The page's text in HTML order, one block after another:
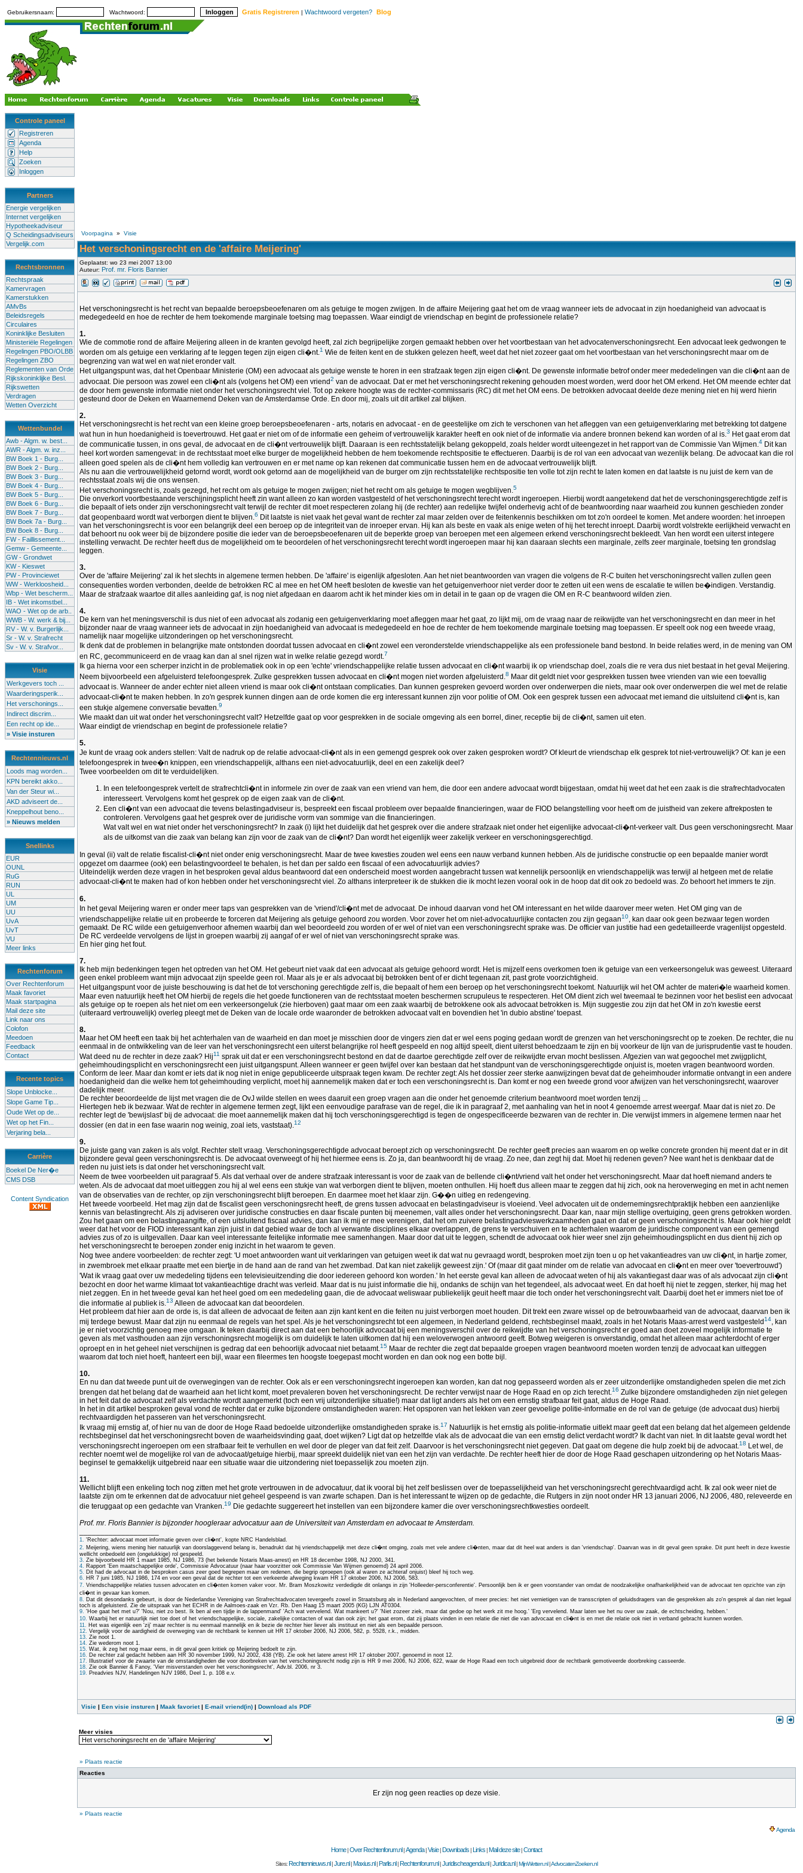
Gebruikersnaam: Wachtwoord: Gratis Registreren | Wachtwoord vergeten? Blog
Controle paneel
Registreren
Agenda
Help
Zoeken
Inloggen
Partners
Energie vergelijken
Internet vergelijken
Hypotheekadviseur
Q Scheidingsadviseurs
Vergelijk.com
Rechtsbronnen
Rechtspraak
Kamervragen
Kamerstukken
AMvBs
Beleidsregels
Circulaires
Koninklijke Besluiten
Ministeriële Regelingen
Regelingen PBO/OLBB
Regelingen ZBO
Reglementen van Orde
Rijkskoninklijke Besl.
Rijkswetten
Verdragen
Wetten Overzicht
Wettenbundel
Awb - Algm. w. best...
AWR - Algm. w. inz...
BW Boek 1 - Burg...
BW Boek 2 - Burg...
BW Boek 3 - Burg...
BW Boek 4 - Burg...
BW Boek 5 - Burg...
BW Boek 6 - Burg...
BW Boek 7 - Burg...
BW Boek 7a - Burg...
BW Boek 8 - Burg...
FW - Faillissement...
Gemw - Gemeente...
GW - Grondwet
KW - Kieswet
PW - Provinciewet
WW - Werkloosheid...
Wbp - Wet bescherm...
IB - Wet inkomstbel...
WAO - Wet op de arb..
WWB - W. werk & bij...
RV - W. v. Burgerlijk...
Sr - W. v. Strafrecht
Sv - W. v. Strafvor...
Visie
Werkgevers toch ...
Waarderingsperik...
Het verschonings...
Indirect discrim...
Een recht op ide...
» Visie insturen
Rechtennieuws.nl
Loods mag worden...
KPN bereikt akko...
Van der Steur wi...
AKD adviseert de...
Kneppelhout beno...
» Nieuws melden
Snellinks
EUR
OUNL
RuG
RUN
UL
UM
UU
UvA
UvT
VU
Meer links
Rechtenforum
Over Rechtenforum
Maak favoriet
Maak startpagina
Mail deze site
Link naar ons
Colofon
Meedoen
Feedback
Contact
Recente topics
Slope Unblocke...
Slope Game Tip...
Oude Wet op de...
Wet op het Fin...
Verjaring bela...
Carrière
Boekel De Ner�e
CMS DSB
Content Syndication
Voorpagina » Visie
Het verschoningsrecht en de 'affaire Meijering'
Geplaatst: wo 23 mei 2007 13:00
Auteur: Prof. mr. Floris Bannier
Het verschoningsrecht is het recht van bepaalde beroepsbeoefenaren om als getuige te mogen zwijgen. In de affaire Meijering gaat het om de vraag wanneer iets de advocaat in zijn hoedanigheid van advocaat is
medegedeeld en hoe de rechter de hem toekomende marginale toetsing mag toepassen. Waar eindigt de vriendschap en begint de professionele relatie?
1.
Wie de commotie rond de affaire Meijering alleen in de kranten gevolgd heeft, zal zich begrijpelijke zorgen gemaakt hebben over het voortbestaan van het advocatenverschoningsrecht. Een advocaat leek gedwongen te
worden om als getuige een verklaring af te leggen tegen zijn eigen cli�nt.1 Wie de feiten kent en de stukken gelezen heeft, weet dat het niet zozeer gaat om het voortbestaan van het verschoningsrecht maar om de
begrenzing van wat wel en wat niet eronder valt.
Het uitgangspunt was, dat het Openbaar Ministerie (OM) een advocaat als getuige wenste te horen in een strafzaak tegen zijn eigen cli�nt. De gewenste informatie betrof onder meer mededelingen van die cli�nt aan de
advocaat. Die persoon was zowel een cli�nt als (volgens het OM) een vriend2 van de advocaat. Dat er met het verschoningsrecht rekening gehouden moest worden, werd door het OM erkend. Het OM meende echter dat
de door hem gewenste informatie niet onder het verschoningsrecht viel. Tot op zekere hoogte was de rechter-commissaris (RC) dit met het OM eens. De betrokken advocaat deelde deze mening niet en hij werd hierin
gesteund door de Deken en Waarnemend Deken van de Amsterdamse Orde. En door mij, zoals uit dit artikel zal blijken.
2.
Het verschoningsrecht is het recht van een kleine groep beroepsbeoefenaren - arts, notaris en advocaat - en de geestelijke om zich te verschonen van het afleggen van een getuigenverklaring met betrekking tot datgene
wat hun in hun hoedanigheid is toevertrouwd. Het gaat er niet om of de informatie een geheim of vertrouwelijk karakter heeft en ook niet of de informatie via andere bronnen bekend kan worden of al is.3 Het gaat erom dat
de communicatie tussen, in ons geval, de advocaat en de cli�nt vertrouwelijk blijft. Daaraan is een rechtsstatelijk belang gekoppeld, zoals helder wordt uiteengezet in het rapport van de Commissie Van Wijmen.4 Dit kan
heel kort worden samengevat: in de rechtsstaat moet elke burger de mogelijkheid hebben de hem toekomende rechtspositie te effectueren. Daarbij is de rol van een advocaat van wezenlijk belang. De advocaat kan die rol
alleen goed spelen als de cli�nt hem volledig kan vertrouwen en er met name op kan rekenen dat communicatie tussen hem en de advocaat vertrouwelijk blijft.
Als nu aan die vertrouwelijkheid getornd wordt, wordt ook getornd aan de mogelijkheid van de burger om zijn rechtsstatelijke rechtspositie ten volle tot zijn recht te laten komen en dat laatste is nu juist de kern van de
rechtsstaat zoals wij die ons wensen.
Het verschoningsrecht is, zoals gezegd, het recht om als getuige te mogen zwijgen; niet het recht om als getuige te mogen wegblijven.5
Die onverkort voortbestaande verschijningsplicht heeft zin want alleen zo kan worden vastgesteld of het verschoningsrecht terecht wordt ingeroepen. Hierbij wordt aangetekend dat het de verschoningsgerechtigde zelf is
die bepaalt of iets onder zijn verschoningsrecht valt terwijl de rechter dit moet respecteren zolang hij (de rechter) aan redelijke twijfel onderhevig acht of de beantwoording naar waarheid zou kunnen geschieden zonder
dat geopenbaard wordt wat verborgen dient te blijven.6 Dit laatste is niet vaak het geval want de rechter zal maar zelden over de feitenkennis beschikken om tot zo'n oordeel te komen. Met andere woorden: het inroepen
van het verschoningsrecht is voor een belangrijk deel een beroep op de integriteit van de inroeper ervan. Hij kan als beste en vaak als enige weten of hij het terecht inroept. Daarbij wordt volstrekte eerlijkheid verwacht en
dat behoort nu ook weer bij de bijzondere positie die ieder van de beroepsbeoefenaren uit de beperkte groep van beroepen met een algemeen erkend verschoningsrecht bekleedt. Van hen wordt een uiterst integere
instelling verwacht. De rechter heeft dus de mogelijkheid om te beoordelen of het verschoningsrecht terecht wordt ingeroepen maar hij kan daaraan slechts een marginale, zelfs zeer marginale, toetsing ten grondslag
leggen.
3.
Over de 'affaire Meijering' zal ik het slechts in algemene termen hebben. De 'affaire' is eigenlijk afgesloten. Aan het niet beantwoorden van vragen die volgens de R-C buiten het verschoningsrecht vallen zullen geen
consequenties worden verbonden, deelde de betrokken RC al mee en het OM heeft besloten de kwestie van het getuigenverhoor niet verder door te zetten uit een wens de escalatie te willen be�indigen. Verstandig.
Maar de strafzaak waartoe dit alles aanleiding gaf, is nog niet afgedaan en daarom acht ik het minder kies om in detail in te gaan op de vragen die OM en R-C beantwoord wilden zien.
4.
De kern van het meningsverschil is dus niet of een advocaat als zodanig een getuigenverklaring moet afleggen maar het gaat, zo lijkt mij, om de vraag naar de reikwijdte van het verschoningsrecht en dan meer in het
bijzonder naar de vraag wanneer iets de advocaat in zijn hoedanigheid van advocaat is medegedeeld en hoe de rechter de hem toekomende marginale toetsing mag toepassen. Er speelt ook nog een tweede vraag,
namelijk naar mogelijke uitzonderingen op het verschoningsrecht.
Ik denk dat de problemen in belangrijke mate ontstonden doordat tussen advocaat en cli�nt zowel een veronderstelde vriendschappelijke als een professionele band bestond. In beide relaties werd, in de mening van OM
en RC, gecommuniceerd en de vraag kan dan al snel rijzen wat in welke relatie gezegd wordt.7
Ik ga hierna voor een scherper inzicht in de problematiek ook in op een 'echte' vriendschappelijke relatie tussen advocaat en cli�nt waarbij ik op vriendschap doel, zoals die re vera dus niet bestaat in het geval Meijering.
Neem bijvoorbeeld een afgeluisterd telefoongesprek. Zulke gesprekken tussen advocaat en cli�nt mogen niet worden afgeluisterd.8 Maar dit geldt niet voor gesprekken tussen twee vrienden van wie een toevallig
advocaat is. Wanneer de ander echter niet alleen vriend is maar ook cli�nt ontstaan complicaties. Dan kunnen gespreken gevoerd worden over onderwerpen die niets, maar ook over onderwerpen die wel met de relatie
advocaat-cli�nt te maken hebben. In zo'n gesprek kunnen dingen aan de orde komen die erg interessant kunnen zijn voor politie of OM. Ook een gesprek tussen een advocaat met iemand die uitsluitend cli�nt is, kan
een stukje algemene conversatie bevatten.9
Wie maakt dan uit wat onder het verschoningsrecht valt? Hetzelfde gaat op voor gesprekken in de sociale omgeving als een borrel, diner, receptie bij de cli�nt, samen uit eten.
Waar eindigt de vriendschap en begint de professionele relatie?
5.
Je kunt de vraag ook anders stellen: Valt de nadruk op de relatie advocaat-cli�nt als in een gemengd gesprek ook over zaken gesproken wordt? Of kleurt de vriendschap elk gesprek tot niet-vertrouwelijk? Of: kan je een
telefoongesprek in twee�n knippen, een vriendschappelijk, althans een niet-advocatuurlijk, deel en een zakelijk deel?
Twee voorbeelden om dit te verduidelijken.
In een telefoongesprek vertelt de strafrechtcli�nt in informele zin over de zaak van een vriend van hem, die door een andere advocaat wordt bijgestaan, omdat hij weet dat het een zaak is die strafrechtadvocaten
interesseert. Vervolgens komt het gesprek op de eigen zaak van de cli�nt.
Een cli�nt van een advocaat die tevens belastingadviseur is, bespreekt een fiscaal probleem over bepaalde financieringen, waar de FIOD belangstelling voor heeft om de juistheid van zekere aftrekposten te
controleren. Vervolgens gaat het gesprek over de juridische vorm van sommige van die financieringen.
Wat valt wel en wat niet onder het verschoningsrecht? In zaak (i) lijkt het duidelijk dat het gesprek over die andere strafzaak niet onder het eigenlijke advocaat-cli�nt-verkeer valt. Dus geen verschoningsrecht. Maar
als de uitkomst van die zaak van belang kan zijn voor de zaak van de cli�nt? Dan wordt het eigenlijk weer zakelijk verkeer en verschoningsgerechtigd.
In geval (ii) valt de relatie fiscalist-cli�nt niet onder enig verschoningsrecht. Maar de twee kwesties zouden wel eens een nauw verband kunnen hebben. Als de juridische constructie op een bepaalde manier wordt
opgezet om daarmee (ook) een belastingvoordeel te behalen, is het dan per saldo een fiscaal of een advocatuurlijk advies?
Uiteindelijk werden deze vragen in het besproken geval aldus beantwoord dat een onderscheid moest worden aangebracht tussen wat kennelijk persoonlijk en vriendschappelijk was terwijl al hetgeen met de relatie
advocaat-cli�nt te maken had of kon hebben onder het verschoningsrecht viel. Zo althans interpreteer ik de stukken die ik mocht lezen vooral ook in de hoop dat dit ook zo bedoeld was. Zo behoort het immers te zijn.
6.
In het geval Meijering waren er onder meer taps van gesprekken van de 'vriend'/cli�nt met de advocaat. De inhoud daarvan vond het OM interessant en het wilde daarover meer weten. Het OM ging van de
vriendschappelijke relatie uit en probeerde te forceren dat Meijering als getuige gehoord zou worden. Voor zover het om niet-advocatuurlijke contacten zou zijn gegaan10, kan daar ook geen bezwaar tegen worden
gemaakt. De RC wilde een getuigenverhoor afnemen waarbij dan wel beoordeeld zou worden of er wel of niet van een verschoningsrecht sprake was. De officier van justitie had een gedetailleerde vragenlijst opgesteld.
De RC verdeelde vervolgens de lijst in groepen waarbij zij aangaf of er wel of niet van verschoningsrecht sprake was.
En hier ging het fout.
7.
Ik heb mijn bedenkingen tegen het optreden van het OM. Het gebeurt niet vaak dat een advocaat als getuige gehoord wordt. Het is mijzelf eens overkomen toen ik getuige van een verkeersongeluk was geweest. Uiteraard
geen enkel probleem want mijn advocaat zijn speelde geen rol. Maar als je er als advocaat bij betrokken bent of er dicht tegenaan zit, past grote voorzichtigheid.
Het uitgangspunt voor de juiste beschouwing is dat het de tot verschoning gerechtigde zelf is, die bepaalt of hem een beroep op het verschoningsrecht toekomt. Natuurlijk wil het OM achter de materi�le waarheid komen.
Maar even natuurlijk heeft het OM hierbij de regels die het goede functioneren van de rechtsstaat moeten beschermen scrupuleus te respecteren. Het OM dient zich wel tweemaal te bezinnen voor het beslist een advocaat
als getuige op te roepen als het niet om een verkeersongeluk (zie hierboven) gaat maar om een zaak waarbij de betrokkene ook als advocaat betrokken is. Mijn suggestie zou zijn dat het OM in zo'n kwestie eerst
(uiteraard vertrouwelijk) overleg pleegt met de Deken van de locale orde waaronder de betrokken advocaat valt en bovendien het 'in dubio abstine' toepast.
8.
Maar het OM heeft een taak bij het achterhalen van de waarheid en dan moet je misschien door de vingers zien dat er wel eens poging gedaan wordt de grenzen van het verschoningsrecht op te zoeken. De rechter, die nu
eenmaal in de ontwikkeling van de leer van het verschoningsrecht een uiterst belangrijke rol heeft gespeeld en nog altijd speelt, dient uiterst behoedzaam te zijn en bij voorkeur de lijn van de jurisprudentie vast te houden.
Wat deed nu de rechter in deze zaak? Hij11 sprak uit dat er een verschoningsrecht bestond en dat de daartoe gerechtigde zelf over de reikwijdte ervan mocht beslissen. Afgezien van wat gegoochel met zwijgplicht,
geheimhoudingsplicht en verschoningsrecht een juist uitgangspunt. Alleen wanneer er geen twijfel over kan bestaan dat het standpunt van de verschoningsgerechtigde onjuist is, moeten vragen beantwoord worden.
Conform de leer. Maar dan komt er iets dat ik nog niet in enige gepubliceerde uitspraak tegen kwam. De rechter zegt: Als het dossier zeer sterke aanwijzingen bevat dat de geheimhouder informatie ontvangt in een andere
hoedanigheid dan die welke hem tot geheimhouding verplicht, moet hij aannemelijk maken dat er toch een verschoningsrecht is. Dan komt er nog een tweede grond voor afwijzen van het verschoningsrecht, waarover
dadelijk meer.
De rechter beoordeelde de lijst met vragen die de OvJ wilde stellen en wees daaruit een groep vragen aan die onder het genoemde criterium beantwoord moet worden tenzij ...
Hiertegen heb ik bezwaar. Wat de rechter in algemene termen zegt, lijkt een eenvoudige parafrase van de regel, die ik in paragraaf 2, met aanhaling van het in noot 4 genoemde arrest weergaf. Maar dat is niet zo. De
rechter legt de 'bewijslast' bij de advocaat: die moet aannemelijk maken dat hij toch verschoningsgerechtigd is tegen de ongespecificeerde bezwaren van de rechter in. Die verwijst immers in algemene termen naar het
dossier (en dat in een fase waarin nog weinig, zoal iets, vaststaat).12
9.
De juiste gang van zaken is als volgt. Rechter stelt vraag. Verschoningsgerechtigde advocaat beroept zich op verschoningsrecht. De rechter geeft precies aan waarom en op welke concrete gronden hij meent dat er in dit
bijzondere geval geen verschoningsrecht is. De advocaat overweegt of hij het hiermee eens is. Zo ja, dan beantwoordt hij de vraag. Zo nee, dan zegt hij dat. Moet hij redenen geven? Nee want het is denkbaar dat de
reden nu juist iets is dat onder het verschoningsrecht valt.
Neem de twee voorbeelden uit paragraaf 5. Als dat verhaal over de andere strafzaak interessant is voor de zaak van de bellende cli�nt/vriend valt het onder het verschoningsrecht. Maar dat hoeft niemand anders te
weten. Als de advocaat dat moet uitleggen zou hij al wel eens een stukje van wat verborgen dient te blijven, moeten onthullen. Hij hoeft dus alleen maar te zeggen dat hij zich, ook na heroverweging en met in acht nemen
van de observaties van de rechter, op zijn verschoningsrecht blijft beroepen. En daarmee moet het klaar zijn. G��n uitleg en redengeving.
Het tweede voorbeeld. Het mag zijn dat de fiscalist geen verschoningsrecht heeft, de grens tussen advocaat en belastingadviseur is vloeiend. Veel advocaten uit de ondernemingsrechtpraktijk hebben een aanzienlijke
kennis van belastingrecht. Als zij adviseren over juridische constructies en daar fiscale punten bij meenemen, valt alles onder het verschoningsrecht. Daar kan, naar mijn stellige overtuiging, geen grens getrokken worden.
Zou het gaan om een belastingaangifte, of een uitsluitend fiscaal advies, dan kan ik mij er mee verenigen, dat het om zuivere belastingadvieswerkzaamheden gaat en dat er geen verschoningsrecht is. Maar ook hier geldt
weer dat het voor de FIOD interessant kan zijn juist in dat gebied waar de toch al verwante disciplines elkaar overlappen, de grens te verschuiven en te achterhalen waarom de juridische component van een gemengd
advies zus of zo is uitgevallen. Daar kan veel interessante feitelijke informatie mee samenhangen. Maar door dat uit te leggen, schendt de advocaat ook hier weer snel zijn geheimhoudingsplicht en dus dient hij zich op
het verschoningsrecht te beroepen zonder enig inzicht in het waarom te geven.
Nog twee andere voorbeelden: de rechter zegt: 'U moet antwoorden want uit verklaringen van getuigen weet ik dat wat nu gevraagd wordt, besproken moet zijn toen u op het vakantieadres van uw cli�nt, in hartje zomer,
in zwembroek met elkaar praatte met een biertje in de hand aan de rand van het zwembad. Dat kan niet zakelijk geweest zijn.' Of (maar dit gaat minder om de relatie van advocaat en cli�nt en meer over 'toevertrouwd')
'Wat ik vraag gaat over uw mededeling tijdens een televisieuitzending die door iedereen gehoord kon worden.' In het eerste geval kan alleen de advocaat weten of hij als vakantiegast daar was of als advocaat zijn cli�nt
bezocht en door het warme klimaat tot vakantieachtige dracht was verleid. Maar dat is nu juist informatie die hij, ondanks de schijn van het tegendeel, als advocaat weet. En dat hoeft hij niet te zeggen, sterker, hij mag het
niet zeggen. En in het tweede geval kan het heel goed om een mededeling gaan, die de advocaat weliswaar publiekelijk geuit heeft maar die toch onder het verschoningsrecht valt. Daarbij doet het er immers niet toe of
die informatie al publiek is.13 Alleen de advocaat kan dat beoordelen.
Het probleem dat hier aan de orde is, is dat alleen de advocaat de feiten aan zijn kant kent en die feiten nu juist verborgen moet houden. Dit trekt een zware wissel op de betrouwbaarheid van de advocaat, daarvan ben ik
mij terdege bewust. Maar dat zijn nu eenmaal de regels van het spel. Als je het verschoningsrecht tot een algemeen, in Nederland geldend, rechtsbeginsel maakt, zoals in het Notaris Maas-arrest werd vastgesteld 14, kan
je er niet voorzichtig genoeg mee omgaan. Ik teken daarbij direct aan dat een behoorlijk advocaat bij een meningsverschil over de reikwijdte van het verschoningsrecht er goed aan doet zoveel mogelijk informatie te
geven als met vasthouden aan zijn verschoningsrecht mogelijk is om duidelijk te laten uitkomen dat hij een weloverwogen antwoord geeft. Botweg weigeren is onverstandig, omdat het alleen maar achterdocht of erger
oproept en in het geheel niet verschijnen is gedrag dat een behoorlijk advocaat niet betaamt.15 Maar de rechter die zegt dat bepaalde groepen vragen beantwoord moeten worden tenzij de advocaat kan uitleggen
waarom dat toch niet hoeft, hanteert een bijl, waar een fileermes ten hoogste toegepast mocht worden en dan ook nog een botte bijl.
10.
En nu dan dat tweede punt uit de overwegingen van de rechter. Ook als er een verschoningsrecht ingeroepen kan worden, kan dat nog gepasseerd worden als er zeer uitzonderlijke omstandigheden spelen die met zich
brengen dat het belang dat de waarheid aan het licht komt, moet prevaleren boven het verschoningsrecht. De rechter verwijst naar de Hoge Raad en op zich terecht.16 Zulke bijzondere omstandigheden zijn niet gelegen
in het feit dat de advocaat zelf als verdachte wordt aangemerkt (toch een vrij uitzonderlijke situatie!) maar dat ligt anders als het om een ernstig strafbaar feit gaat, aldus de Hoge Raad.
In het in dit artikel besproken geval vond de rechter dat er zulke bijzondere omstandigheden waren: Het opsporen van het lekken van zeer gevoelige politie-informatie en de rol van de getuige (de advocaat dus) hierbij
rechtvaardigden het passeren van het verschoningsrecht.
Ik vraag mij ernstig af, of hier nu van de door de Hoge Raad bedoelde uitzonderlijke omstandigheden sprake is.17 Natuurlijk is het ernstig als politie-informatie uitlekt maar geeft dat een belang dat het algemeen geldende
rechtsbeginsel dat het verschoningsrecht boven de waarheidsvinding gaat, doet wijken? Ligt dat op hetzelfde vlak als de advocaat die van een ernstig delict verdacht wordt? Ik dacht van niet. In dit laatste geval wordt het
verschoningsrecht ingeroepen om een strafbaar feit te verhullen en wel door de pleger van dat feit zelf. Daarvoor is het verschoningsrecht niet gegeven. Dat gaat om degene die hulp zoekt bij de advocaat.18 Let wel, de
rechter noemt wel de mogelijke rol van de advocaat/getuige hierbij, maar spreekt duidelijk niet van een het zijn van verdachte. De rechter heeft hier de door de Hoge Raad geschapen uitzondering op het Notaris Maas-
beginsel te gemakkelijk uitgebreid naar een situatie waar die uitzondering niet toepasselijk zou moeten zijn.
11.
Wellicht blijft een enkeling toch nog zitten met het grote vertrouwen in de advocatuur, dat ik vooral bij het zelf beslissen over de toepasselijkheid van het verschoningsrecht gerechtvaardigd acht. Ik zal ook weer niet de
laatste zijn om te erkennen dat de advocatuur niet geheel gespeend is van zwarte schapen. Dan is het interessant te wijzen op de gedachte, die Rutgers in zijn noot onder HR 13 januari 2006, NJ 2006, 480, releveerde en
die teruggaat op een gedachte van Vranken.19 Die gedachte suggereert het instellen van een bijzondere kamer die over verschoningsrechtkwesties oordeelt.
Prof. mr. Floris Bannier is bijzonder hoogleraar advocatuur aan de Universiteit van Amsterdam en advocaat te Amsterdam.
1. 'Rechter: advocaat moet informatie geven over cli�nt', kopte NRC Handelsblad.
2. Meijering, wiens mening hier natuurlijk van doorslaggevend belang is, benadrukt dat hij vriendschappelijk met deze cli�nt omging, zoals met vele andere cli�nten, maar dat dit heel wat anders is dan 'vriendschap'. Daarvan was in dit geval geen sprake. Dit punt heeft in deze kwestie
wellicht onbedoeld een (ongelukkige) rol gespeeld.
3. Zie bijvoorbeeld HR 1 maart 1985, NJ 1986, 73 (het bekende Notaris Maas-arrest) en HR 18 december 1998, NJ 2000, 341.
4. Rapport 'Een maatschappelijke orde', Commissie Advocatuur (naar haar voorzitter ook Commissie Van Wijmen genoemd) 24 april 2006.
5. Dit had de advocaat in de besproken casus zeer goed begrepen maar om redenen, die begrip oproepen (ook al waren ze achteraf onjuist) bleef hij toch weg.
6. HR 7 juni 1985, NJ 1986, 174 en voor een geval dat de rechter tot een verkeerde afweging kwam HR 17 oktober 2006, NJ 2006, 583.
7. Vriendschappelijke relaties tussen advocaten en cli�nten komen vaker voor. Mr. Bram Moszkowitz verdedigde dit onlangs in zijn 'Holleeder-persconferentie'. Persoonlijk ben ik er geen voorstander van omdat de noodzakelijke onafhankelijkheid van de advocaat ten opzichte van zijn
cli�nt in gevaar kan komen.
8. Dat dit desondanks gebeurt, is door de Nederlandse Vereniging van Strafrechtadvocaten tevergeefs zowel in Straatsburg als in Nederland aangevochten, of meer precies: het niet vernietigen van de transscripten of geluidsdragers van die gesprekken als zo'n gesprek al dan niet legaal
toch is afgeluisterd. Zie de uitspraak van het ECHR in de Aalmoes-zaak en Vzr. Rb. Den Haag 15 maart 2005 (KG) LJN AT0304.
9. 'Hoe gaat het met u?' 'Nou, niet zo best. Ik ben al een tijdje in de lappenmand' 'Ach wat vervelend. Wat mankeert u?' 'Niet zozeer ziek, maar dat gedoe op het werk zit me hoog.' 'Erg vervelend. Maar laten we het nu over uw zaak, de echtscheiding, hebben.'
10. Waarbij het er natuurlijk niet toe doet of het vriendschappelijke, sociale, zakelijke contacten of wat dan ook zijn; het gaat erom, dat zij plaats vinden in een relatie die niet die van advocaat en cli�nt is en met die relatie ook niet in verband gebracht kunnen worden.
11. Het was eigenlijk een 'zij' maar rechter is nu eenmaal mannelijk en ik bezie de rechter hier liever als instituut en niet als een bepaalde persoon.
12. Vergelijk voor de aardigheid de overweging van de rechtbank te kennen uit HR 17 oktober 2006, NJ 2006, 582, p. 5528, r.k., midden.
13. Zie noot 1.
14. Zie wederom noot 1.
15. Wat, ik zeg het nog maar eens, in dit geval geen kritiek op Meijering bedoelt te zijn.
16. De rechter zal gedacht hebben aan HR 30 november 1999, NJ 2002, 438 (YB). Zie ook het latere arrest HR 17 oktober 2007, genoemd in noot 12.
17. Illustratief voor de zwaarte van de omstandigheden die voor doorbreken van het verschoningsrecht nodig zijn is HR 9 mei 2006, NJ 2006, 622, waar de Hoge Raad een toch uitgebreid door de rechtbank gemotiveerde doorbreking casseerde.
18. Zie ook Bannier & Fanoy, 'Vier misverstanden over het verschoningsrecht', Adv.bl. 2006, nr 3.
19. Preadvies NJV, Handelingen NJV 1986, Deel 1, p. 108 e.v.
Visie | Een visie insturen | Maak favoriet| E-mail vriend(in) | Download als PDF
Meer visies
» Plaats reactie
Reacties
Er zijn nog geen reacties op deze visie.
» Plaats reactie
Agenda
Home|Over Rechtenforum.nl |Agenda|Visie|Downloads |Links |Mail deze site|Contact
Sites:Rechtennieuws.nl |Jure.nl |Maxius.nl |Parlis.nl |Rechtenforum.nl |Juridischeagenda.nl |Juridica.nl |MijnWetten.nl|AdvocatenZoeken.nl